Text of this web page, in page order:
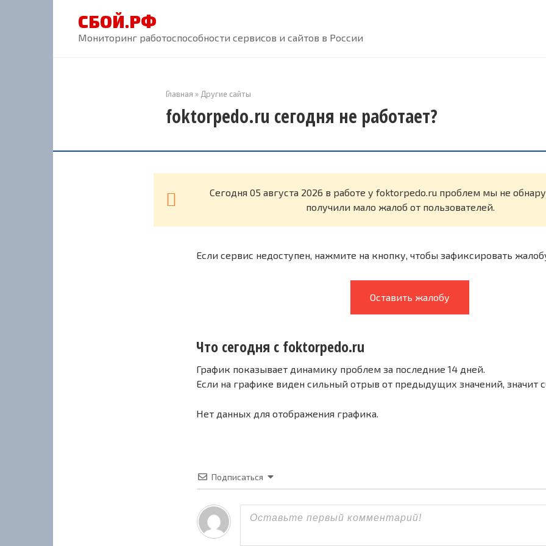
СБОЙ.РФ
Мониторинг работоспособности сервисов и сайтов в России
Главная » Другие сайты
foktorpedo.ru сегодня не работает?
Cегодня 05 августа 2026 в работе у foktorpedo.ru проблем мы не
получили мало жалоб от пользователей.
Если сервис недоступен, нажмите на кнопку, чтобы зафиксировать
Оставить жалобу
Что сегодня с foktorpedo.ru
График показывает динамику проблем за последние 14 дней.
Если на графике виден сильный отрыв от предыдущих значений, значит
Нет данных для отображения графика.
Подписаться